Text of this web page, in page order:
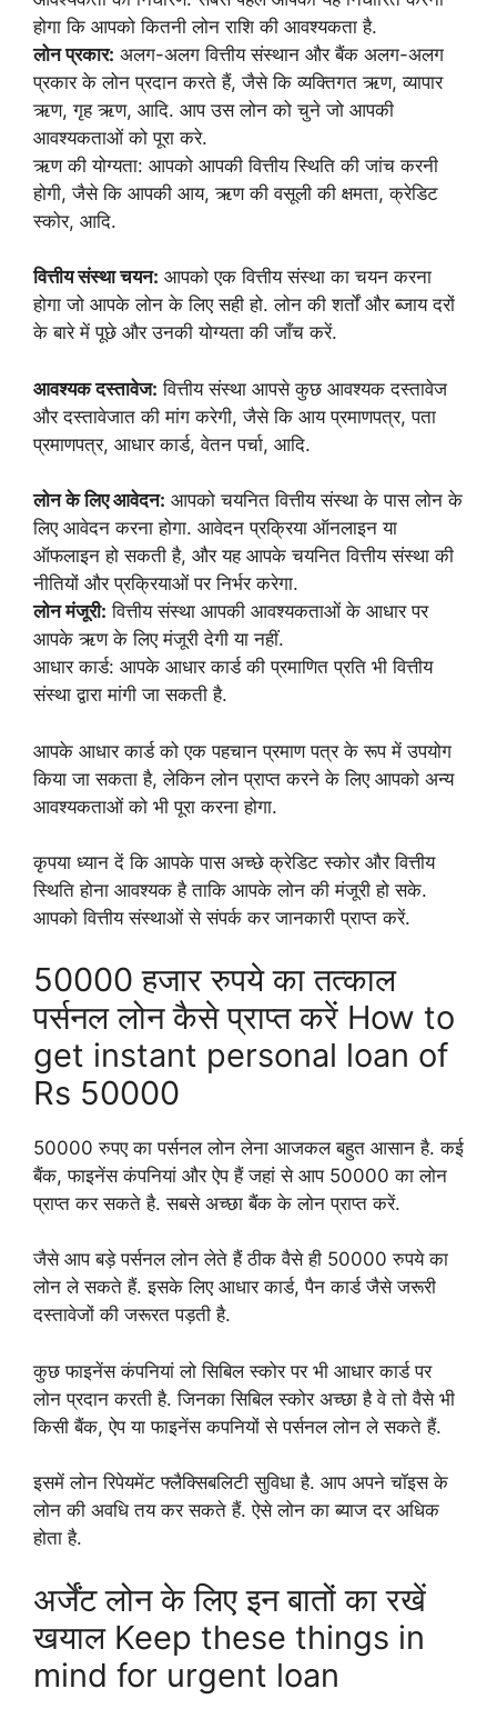
होगा कि आपको कितनी लोन राशि की आवश्यकता है.
लोन प्रकार: अलग-अलग वित्तीय संस्थान और बैंक अलग-अलग
प्रकार के लोन प्रदान करते हैं, जैसे कि व्यक्तिगत ऋण, व्यापार
ऋण, गृह ऋण, आदि. आप उस लोन को चुने जो आपकी
आवश्यकताओं को पूरा करे.
ऋण की योग्यता: आपको आपकी वित्तीय स्थिति की जांच करनी
होगी, जैसे कि आपकी आय, ऋण की वसूली की क्षमता, क्रेडिट
स्कोर, आदि.
वित्तीय संस्था चयन: आपको एक वित्तीय संस्था का चयन करना
होगा जो आपके लोन के लिए सही हो. लोन की शर्तों और ब्जाय दरों
के बारे में पूछे और उनकी योग्यता की जाँच करें.
आवश्यक दस्तावेज: वित्तीय संस्था आपसे कुछ आवश्यक दस्तावेज
और दस्तावेजात की मांग करेगी, जैसे कि आय प्रमाणपत्र, पता
प्रमाणपत्र, आधार कार्ड, वेतन पर्चा, आदि.
लोन के लिए आवेदन: आपको चयनित वित्तीय संस्था के पास लोन के
लिए आवेदन करना होगा. आवेदन प्रक्रिया ऑनलाइन या
ऑफलाइन हो सकती है, और यह आपके चयनित वित्तीय संस्था की
नीतियों और प्रक्रियाओं पर निर्भर करेगा.
लोन मंजूरी: वित्तीय संस्था आपकी आवश्यकताओं के आधार पर
आपके ऋण के लिए मंजूरी देगी या नहीं.
आधार कार्ड: आपके आधार कार्ड की प्रमाणित प्रति भी वित्तीय
संस्था द्वारा मांगी जा सकती है.
आपके आधार कार्ड को एक पहचान प्रमाण पत्र के रूप में उपयोग
किया जा सकता है, लेकिन लोन प्राप्त करने के लिए आपको अन्य
आवश्यकताओं को भी पूरा करना होगा.
कृपया ध्यान दें कि आपके पास अच्छे क्रेडिट स्कोर और वित्तीय
स्थिति होना आवश्यक है ताकि आपके लोन की मंजूरी हो सके.
आपको वित्तीय संस्थाओं से संपर्क कर जानकारी प्राप्त करें.
50000 हजार रुपये का तत्काल
पर्सनल लोन कैसे प्राप्त करें How to
get instant personal loan of
Rs 50000
50000 रुपए का पर्सनल लोन लेना आजकल बहुत आसान है. कई
बैंक, फाइनेंस कंपनियां और ऐप हैं जहां से आप 50000 का लोन
प्राप्त कर सकते है. सबसे अच्छा बैंक के लोन प्राप्त करें.
जैसे आप बड़े पर्सनल लोन लेते हैं ठीक वैसे ही 50000 रुपये का
लोन ले सकते हैं. इसके लिए आधार कार्ड, पैन कार्ड जैसे जरूरी
दस्तावेजों की जरूरत पड़ती है.
कुछ फाइनेंस कंपनियां लो सिबिल स्कोर पर भी आधार कार्ड पर
लोन प्रदान करती है. जिनका सिबिल स्कोर अच्छा है वे तो वैसे भी
किसी बैंक, ऐप या फाइनेंस कपनियों से पर्सनल लोन ले सकते हैं.
इसमें लोन रिपेयमेंट फ्लैक्सिबलिटी सुविधा है. आप अपने चॉइस के
लोन की अवधि तय कर सकते हैं. ऐसे लोन का ब्याज दर अधिक
होता है.
अर्जेंट लोन के लिए इन बातों का रखें
खयाल Keep these things in
mind for urgent loan